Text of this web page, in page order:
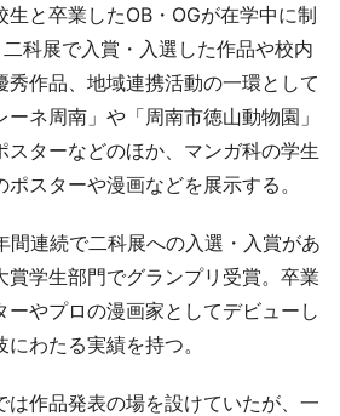
と卒業したOB・OGが在学中に制
科展で入賞・入選した作品や校内
秀作品、地域連携活動の一環として
ネ周南」や「周南市徳山動物園」
スターなどのほか、マンガ科の学生
スターや漫画などを展示する。
連続で二科展への入選・入賞があ
賞学生部門でグランプリ受賞。卒業
ーやプロの漫画家としてデビューし
わたる実績を持つ。
作品発表の場を設けていたが、一